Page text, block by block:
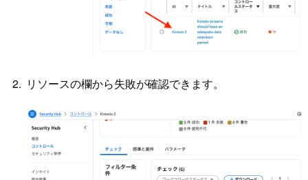
リソースの欄から失敗が確認できます。